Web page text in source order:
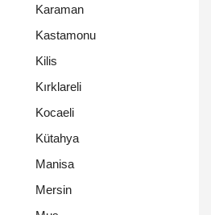
Karaman
Kastamonu
Kilis
Kırklareli
Kocaeli
Kütahya
Manisa
Mersin